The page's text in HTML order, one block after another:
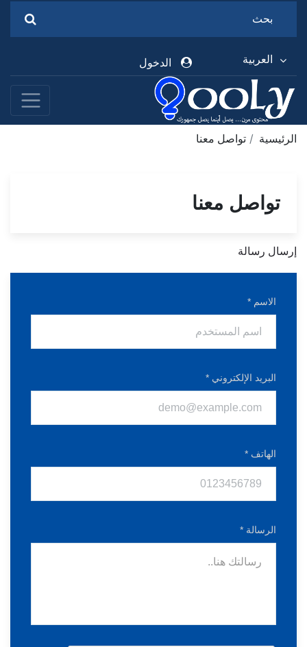
العربية الدخول
الرئيسية تواصل معنا
تواصل معنا
إرسال رسالة
الاسم *
البريد الإلكتروني *
الهاتف *
الرسالة *